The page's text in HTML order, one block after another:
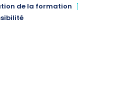
de la formation